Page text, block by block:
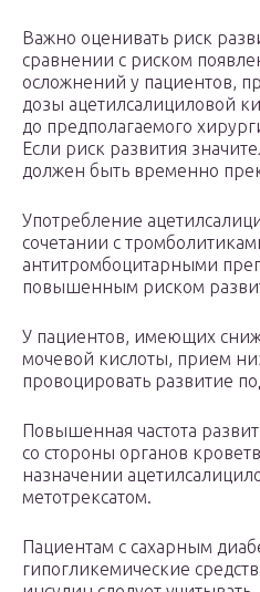
Важно оценивать риск
сравнении с риском
осложнений у пациентов,
дозы ацетилсалициловой
до предполагаемого
Если риск развития
должен быть временно
Употребление
сочетании с
антитромбоцитарными
повышенным риском
У пациентов, имеющих
мочевой кислоты, прием
провоцировать развитие
Повышенная частота
со стороны органов
назначении
метотрексатом.
Пациентам с сахарным
гипогликемические